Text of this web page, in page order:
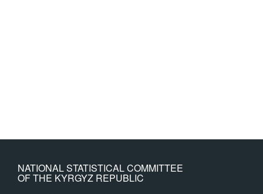
NATIONAL STATISTICAL COMMITTEE
OF THE KYRGYZ REPUBLIC